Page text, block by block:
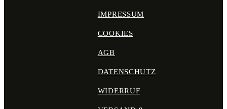
IMPRESSUM
COOKIES
AGB
DATENSCHUTZ
WIDERRUF